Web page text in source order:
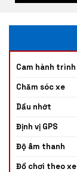
Cam hành trình
Chăm sóc xe
Dầu nhớt
Định vị GPS
Độ âm thanh
Đồ chơi theo xe